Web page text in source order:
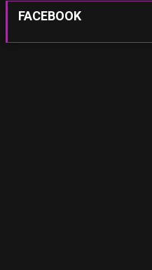
FACEBOOK